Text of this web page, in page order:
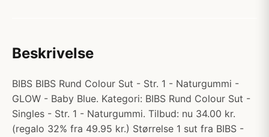
Beskrivelse
BIBS BIBS Rund Colour Sut - Str. 1 - Naturgummi -
GLOW - Baby Blue. Kategori: BIBS Rund Colour Sut -
Singles - Str. 1 - Naturgummi. Tilbud: nu 34.00 kr.
(regalo 32% fra 49.95 kr.) Størrelse 1 sut fra BIBS -